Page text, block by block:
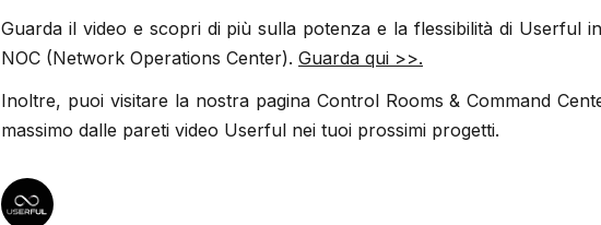
Guarda il video e scopri di più sulla potenza e la flessibilità di Userful
NOC (Network Operations Center). Guarda qui >>.
Inoltre, puoi visitare la nostra pagina Control Rooms & Command
massimo dalle pareti video Userful nei tuoi prossimi progetti.